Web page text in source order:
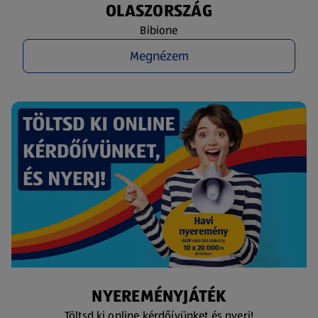
OLASZORSZÁG
Bibione
Megnézem
NYEREMÉNYJÁTÉK